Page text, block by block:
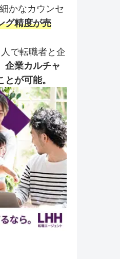
細かなカウンセ
グ精度が売
で転職者と企
企業カルチャ
が可能。